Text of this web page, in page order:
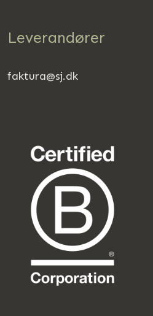
Leverandører
faktura@sj.dk